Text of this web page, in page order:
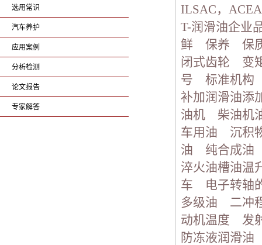
选用常识
汽车养护
应用案例
分析检测
论文报告
专家解答
ILSAC，ACEA
T-润滑油企业
鲜
保养
保
闭式齿轮
变
号
标准机构
补加润滑油添
油机
柴油机
车用油
沉积
油
纯合成油
淬火油槽油温
车
电子转轴
多级油
二冲
动机温度
发
防冻液润滑油